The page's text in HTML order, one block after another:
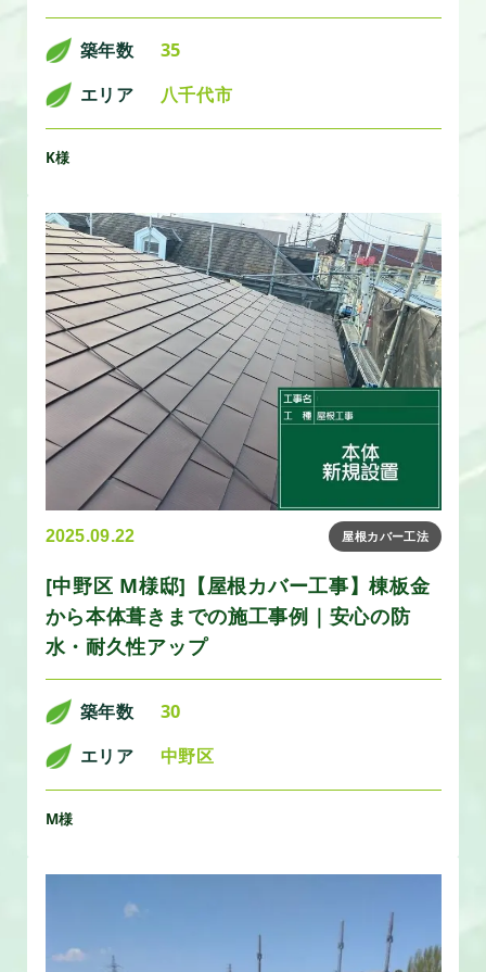
築年数
35
エリア
八千代市
K様
2025.09.22 屋根カバー工法
[中野区 M様邸]【屋根カバー工事】棟板金
から本体葺きまでの施工事例｜安心の防
水・耐久性アップ
築年数
30
エリア
中野区
M様